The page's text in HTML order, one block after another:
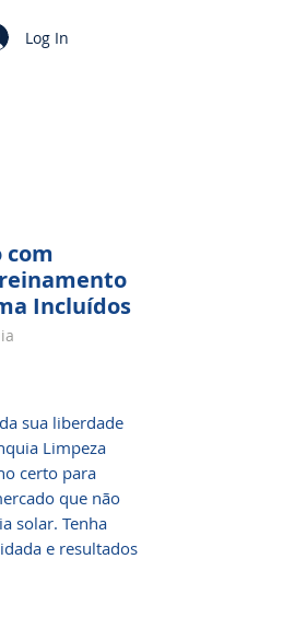
Log In
com
Incluídos
sua liberdade
Limpeza
certo para
que não
solar. Tenha
e resultados